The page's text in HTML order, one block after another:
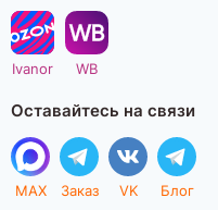
Ivanor WB
Оставайтесь на связи
MAX Заказ VK Блог